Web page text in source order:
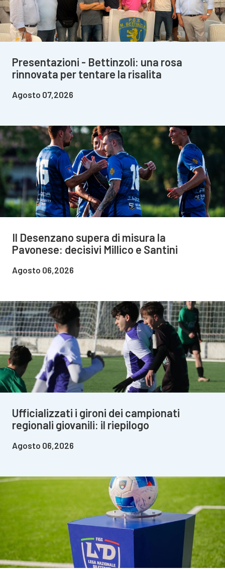
Presentazioni - Bettinzoli: una rosa
rinnovata per tentare la risalita
Agosto 07,2026
Il Desenzano supera di misura la
Pavonese: decisivi Millico e Santini
Agosto 06,2026
Ufficializzati i gironi dei campionati
regionali giovanili: il riepilogo
Agosto 06,2026